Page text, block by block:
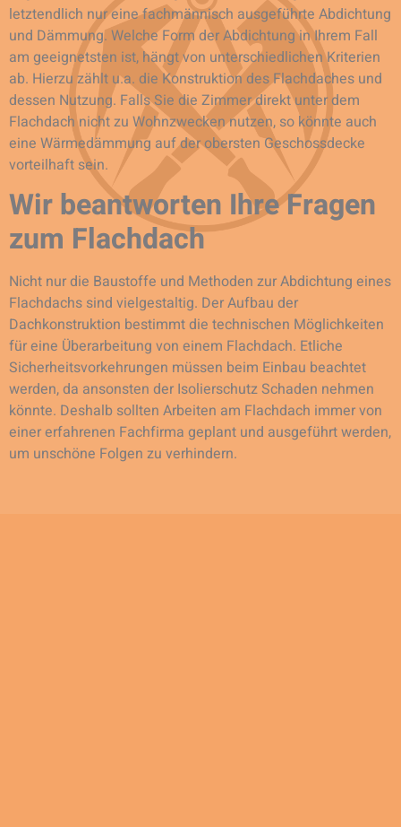
letztendlich nur eine fachmännisch ausgeführte Abdichtung
und Dämmung. Welche Form der Abdichtung in Ihrem Fall
am geeignetsten ist, hängt von unterschiedlichen Kriterien
ab. Hierzu zählt u.a. die Konstruktion des Flachdaches und
dessen Nutzung. Falls Sie die Zimmer direkt unter dem
Flachdach nicht zu Wohnzwecken nutzen, so könnte auch
eine Wärmedämmung auf der obersten Geschossdecke
vorteilhaft sein.
Wir beantworten Ihre Fragen
zum Flachdach
Nicht nur die Baustoffe und Methoden zur Abdichtung eines
Flachdachs sind vielgestaltig. Der Aufbau der
Dachkonstruktion bestimmt die technischen Möglichkeiten
für eine Überarbeitung von einem Flachdach. Etliche
Sicherheitsvorkehrungen müssen beim Einbau beachtet
werden, da ansonsten der Isolierschutz Schaden nehmen
könnte. Deshalb sollten Arbeiten am Flachdach immer von
einer erfahrenen Fachfirma geplant und ausgeführt werden,
um unschöne Folgen zu verhindern.